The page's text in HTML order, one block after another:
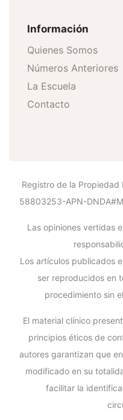
Información
Quienes Somos
Números Anteriores
La Escuela
Contacto
Registro de la
58803253-APN-
Las opiniones vertidas
Los artículos publicados
ser reproducidos en
procedimiento sin
El material clínico
principios éticos de
autores garantizan que
modificado en su
facilitar la